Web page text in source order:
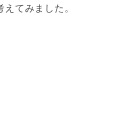
てみました。